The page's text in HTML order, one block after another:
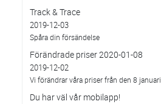
Track & Trace
2019-12-03
Spåra din försändelse
Förändrade priser 2020-01-08
2019-12-02
Vi förändrar våra priser från den 8 januari.
Du har väl vår mobilapp!